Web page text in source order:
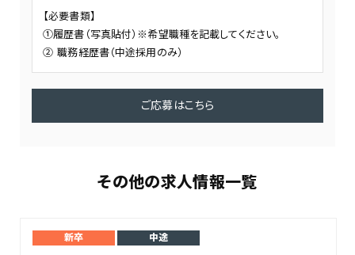
【必要書類】
①履歴書（写真貼付）※希望職種を記載してください。
② 職務経歴書（中途採用のみ）
ご応募はこちら
その他の求人情報一覧
新卒
中途